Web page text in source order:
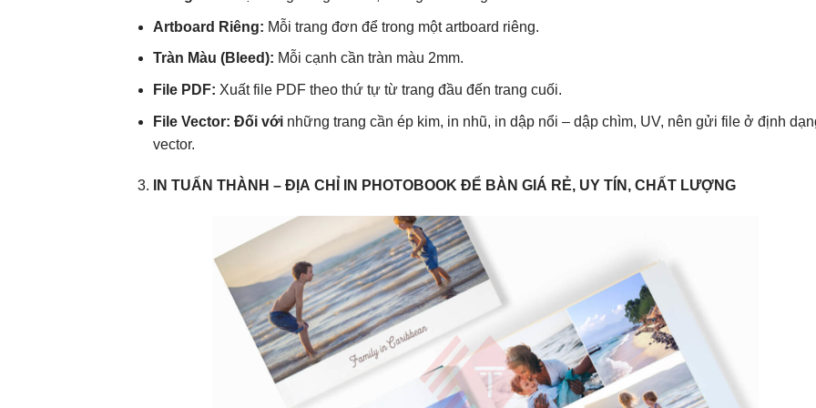
Artboard Riêng: Mỗi trang đơn để trong một artboard riêng.
Tràn Màu (Bleed): Mỗi cạnh cần tràn màu 2mm.
File PDF: Xuất file PDF theo thứ tự từ trang đầu đến trang cuối.
File Vector: Đối với những trang cần ép kim, in nhũ, in dập nổi – dập chìm, UV, nên gửi file ở định
vector.
IN TUẤN THÀNH – ĐỊA CHỈ IN PHOTOBOOK ĐỂ BÀN GIÁ RẺ, UY TÍN, CHẤT LƯỢNG